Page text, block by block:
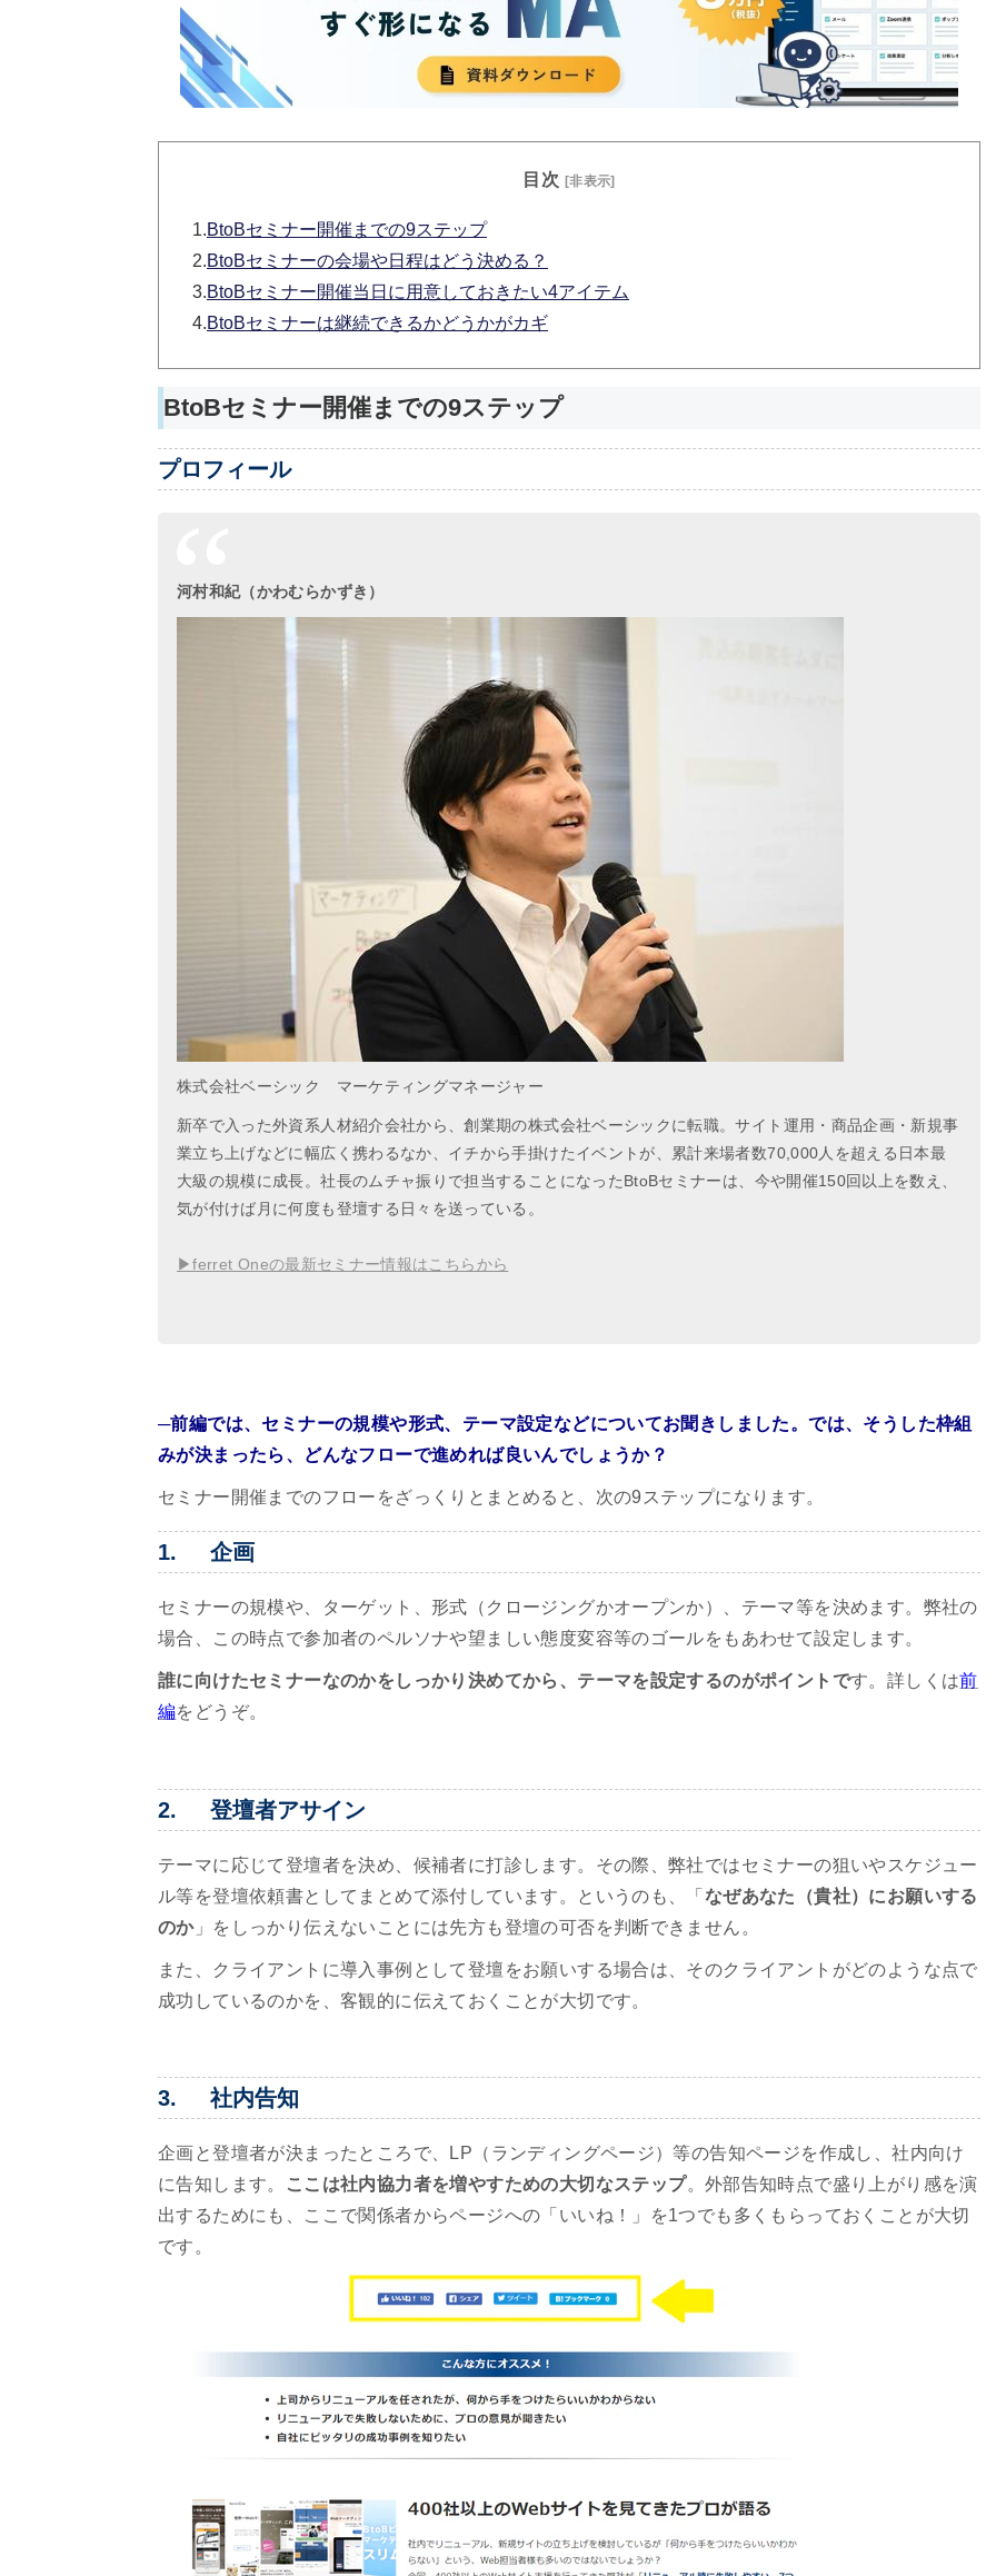
目次 [非表示]
1.BtoBセミナー開催までの9ステップ
2.BtoBセミナーの会場や日程はどう決める？
3.BtoBセミナー開催当日に用意しておきたい4アイテム
4.BtoBセミナーは継続できるかどうかがカギ
BtoBセミナー開催までの9ステップ
プロフィール
河村和紀（かわむらかずき）
株式会社ベーシック マーケティングマネージャー
新卒で入った外資系人材紹介会社から、創業期の株式会社ベーシックに転職。サイト運用・商品企画・新規事
業立ち上げなどに幅広く携わるなか、イチから手掛けたイベントが、累計来場者数70,000人を超える日本最
大級の規模に成長。社長のムチャ振りで担当することになったBtoBセミナーは、今や開催150回以上を数え、
気が付けば月に何度も登壇する日々を送っている。
▶ferret Oneの最新セミナー情報はこちらから
─前編では、セミナーの規模や形式、テーマ設定などについてお聞きしました。では、そうした枠組
みが決まったら、どんなフローで進めれば良いんでしょうか？
セミナー開催までのフローをざっくりとまとめると、次の9ステップになります。
1. 企画
セミナーの規模や、ターゲット、形式（クロージングかオープンか）、テーマ等を決めます。弊社の
場合、この時点で参加者のペルソナや望ましい態度変容等のゴールをもあわせて設定します。
誰に向けたセミナーなのかをしっかり決めてから、テーマを設定するのがポイントです。詳しくは前
編をどうぞ。
2. 登壇者アサイン
テーマに応じて登壇者を決め、候補者に打診します。その際、弊社ではセミナーの狙いやスケジュー
ル等を登壇依頼書としてまとめて添付しています。というのも、「 なぜあなた（貴社）にお願いする
のか」をしっかり伝えないことには先方も登壇の可否を判断できません。
また、クライアントに導入事例として登壇をお願いする場合は、そのクライアントがどのような点で
成功しているのかを、客観的に伝えておくことが大切です。
3. 社内告知
企画と登壇者が決まったところで、LP（ランディングページ）等の告知ページを作成し、社内向け
に告知します。
ここは社内協力者を増やすための大切なステップ。外部告知時点で盛り上がり感を演
出するためにも、ここで関係者からページへの「いいね！」を1つでも多くもらっておくことが大切
です。